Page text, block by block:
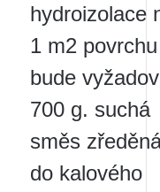
hydroizolace
1 m2 povrchu
bude
700 g. suchá
směs
do kalového